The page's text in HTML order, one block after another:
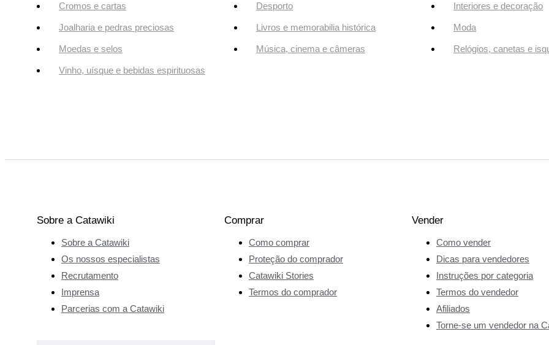
Cromos e cartas Desporto Interiores e decoração
Joalharia e pedras preciosas Livros e memorabilia histórica Moda
Moedas e selos Música, cinema e câmeras Relógios, canetas e
Vinho, uísque e bebidas espirituosas
Sobre a Catawiki
Sobre a Catawiki
Os nossos especialistas
Recrutamento
Imprensa
Parcerias com a Catawiki
Comprar
Como comprar
Proteção do comprador
Catawiki Stories
Termos do comprador
Vender
Como vender
Dicas para vendedores
Instruções por categoria
Termos do vendedor
Afiliados
Torne-se um vendedor na